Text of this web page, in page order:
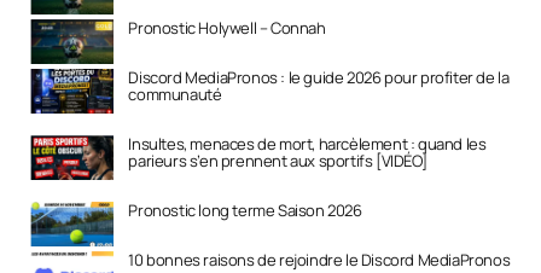
Pronostic Holywell – Connah
Discord MediaPronos : le guide 2026 pour profiter de la
communauté
Insultes, menaces de mort, harcèlement : quand les
parieurs s’en prennent aux sportifs [VIDÉO]
Pronostic long terme Saison 2026
10 bonnes raisons de rejoindre le Discord MediaPronos